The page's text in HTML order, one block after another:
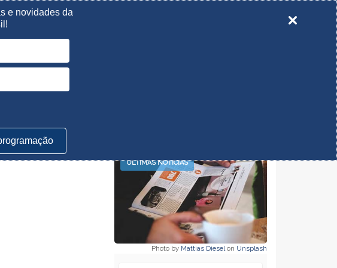
e novidades da
ÚLTIMAS NOTÍCIAS
Photo by Mattias Dieselon Unsplash